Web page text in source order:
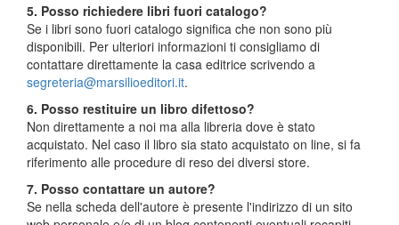
5. Posso richiedere libri fuori catalogo?
Se i libri sono fuori catalogo significa che non sono più
disponibili. Per ulteriori informazioni ti consigliamo di
contattare direttamente la casa editrice scrivendo a
segreteria@marsilioeditori.it.
6. Posso restituire un libro difettoso?
Non direttamente a noi ma alla libreria dove è stato
acquistato. Nel caso il libro sia stato acquistato on line, si fa
riferimento alle procedure di reso dei diversi store.
7. Posso contattare un autore?
Se nella scheda dell'autore è presente l'indirizzo di un sito